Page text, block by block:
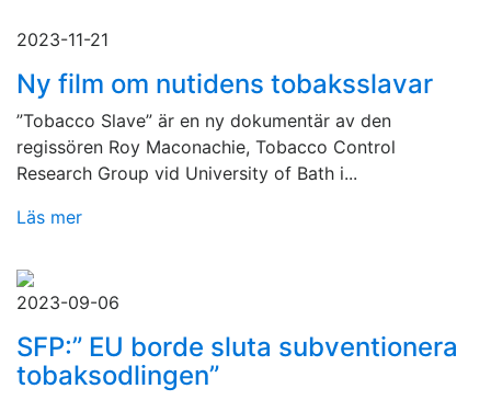
2023-11-21
Ny film om nutidens tobaksslavar
”Tobacco Slave” är en ny dokumentär av den
regissören Roy Maconachie, Tobacco Control
Research Group vid University of Bath i...
Läs mer
2023-09-06
SFP:” EU borde sluta subventionera
tobaksodlingen”